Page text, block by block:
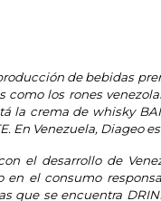
de bebidas
los rones
la crema de whisky
En Venezuela,
el desarrollo de
en el consumo
que se encuentra